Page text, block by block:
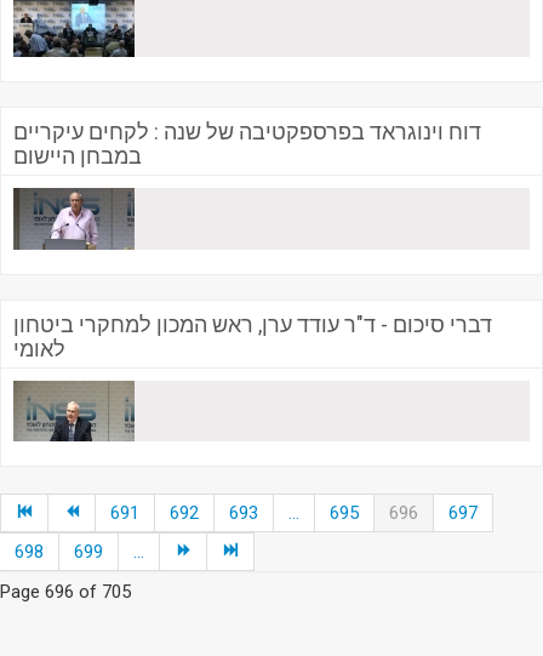
דוח וינוגראד בפרספקטיבה של שנה : לקחים עיקריים
במבחן היישום
דברי סיכום - ד"ר עודד ערן, ראש המכון למחקרי ביטחון
לאומי
691 692 693 695 696
697
698
699
Page 696 of 705